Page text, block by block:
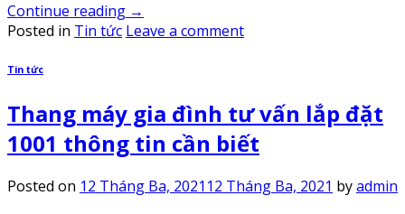
Continue reading →
Posted in Tin tức Leave a comment
Tin tức
Thang máy gia đình tư vấn lắp đặt
1001 thông tin cần biết
Posted on 12 Tháng Ba, 2021 12 Tháng Ba, 2021 byadmin